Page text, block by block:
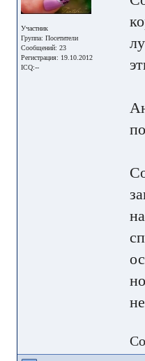
Участник
Группа: Посетители
Сообщений: 23
Регистрация: 19.10.2012
ICQ:--